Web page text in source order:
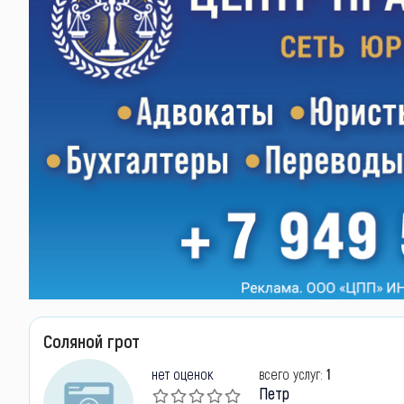
Соляной грот
нет оценок всего услуг: 1
Петр